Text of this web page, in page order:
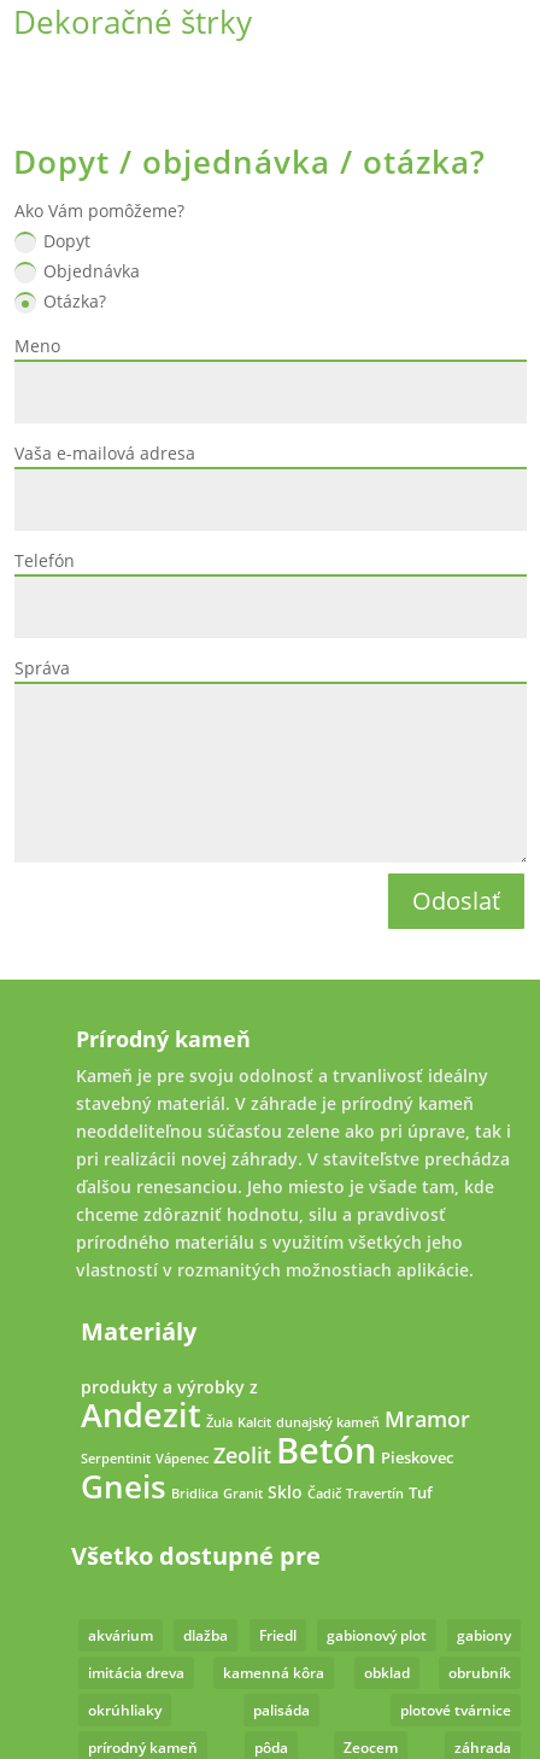
Dekoračné štrky
Dopyt / objednávka / otázka?
Ako Vám pomôžeme?
Dopyt
Objednávka
Otázka?
Meno
Vaša e-mailová adresa
Telefón
Správa
Odoslať
Prírodný kameň
Kameň je pre svoju odolnosť a trvanlivosť ideálny
stavebný materiál. V záhrade je prírodný kameň
neoddeliteľnou súčasťou zelene ako pri úprave, tak i
pri realizácii novej záhrady. V staviteľstve prechádza
ďalšou renesanciou. Jeho miesto je všade tam, kde
chceme zdôrazniť hodnotu, silu a pravdivosť
prírodného materiálu s využitím všetkých jeho
vlastností v rozmanitých možnostiach aplikácie.
Materiály
produkty a výrobky z
Andezit Žula Kalcit dunajský kameň Mramor
Serpentinit Vápenec Zeolit Betón Pieskovec
Gneis Bridlica Granit Sklo Čadič Travertín Tuf
Všetko dostupné pre
akvárium dlažba Friedl gabionový plot
gabiony
imitácia dreva
kamenná kôra obklad
obrubník
okrúhliaky
palisáda
plotové tvárnice
prírodný kameň
pôda Zeocem
záhrada